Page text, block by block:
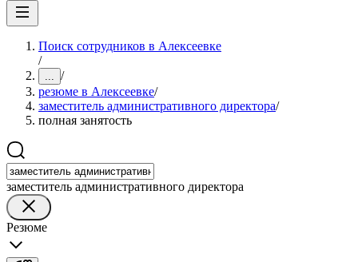
Поиск сотрудников в Алексеевке
/
... /
резюме в Алексеевке/
заместитель административного директора/
полная занятость
заместитель административного директора
Резюме